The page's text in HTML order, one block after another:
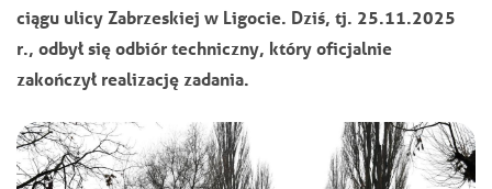
ciągu ulicy Zabrzeskiej w Ligocie. Dziś, tj. 25.11.2025
r., odbył się odbiór techniczny, który oficjalnie
zakończył realizację zadania.